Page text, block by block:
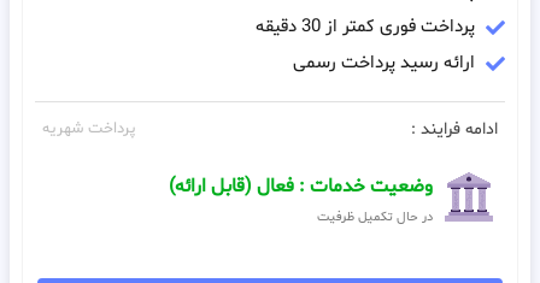
پرداخت فوری کمتر از 30 دقیقه
ارائه رسید پرداخت رسمی
ادامه فرایند : پرداخت شهریه
وضعیت خدمات : فعال (قابل ارائه)
در حال تکمیل ظرفیت